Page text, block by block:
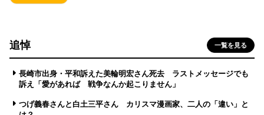
追悼 一覧を見る
長崎市出身・平和訴えた美輪明宏さん死去 ラストメッセージでも
訴え「愛があれば 戦争なんか起こりません」
つげ義春さんと白土三平さん カリスマ漫画家、二人の「違い」と